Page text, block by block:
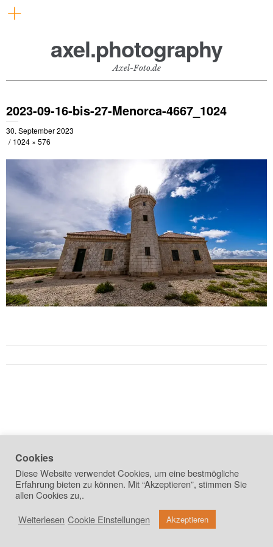
axel.photography
Axel-Foto.de
2023-09-16-bis-27-Menorca-4667_1024
30. September 2023
1024 × 576
copyright 2026
Cookies
Diese Website verwendet Cookies, um eine bestmögliche
Erfahrung bieten zu können. Mit “Akzeptieren”, stimmen Sie
allen Cookies zu,.
Weiterlesen Cookie Einstellungen Akzeptieren